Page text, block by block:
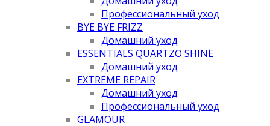
Профессиональный уход
BYE BYE FRIZZ
Домашний уход
ESSENTIALS QUARTZO SHINE
Домашний уход
EXTREME REPAIR
Домашний уход
Профессиональный уход
GLAMOUR